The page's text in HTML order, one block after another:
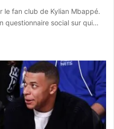
le fan club de Kylian Mbappé.
questionnaire social sur qui…